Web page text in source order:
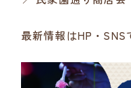
最新情報はHP・SNS